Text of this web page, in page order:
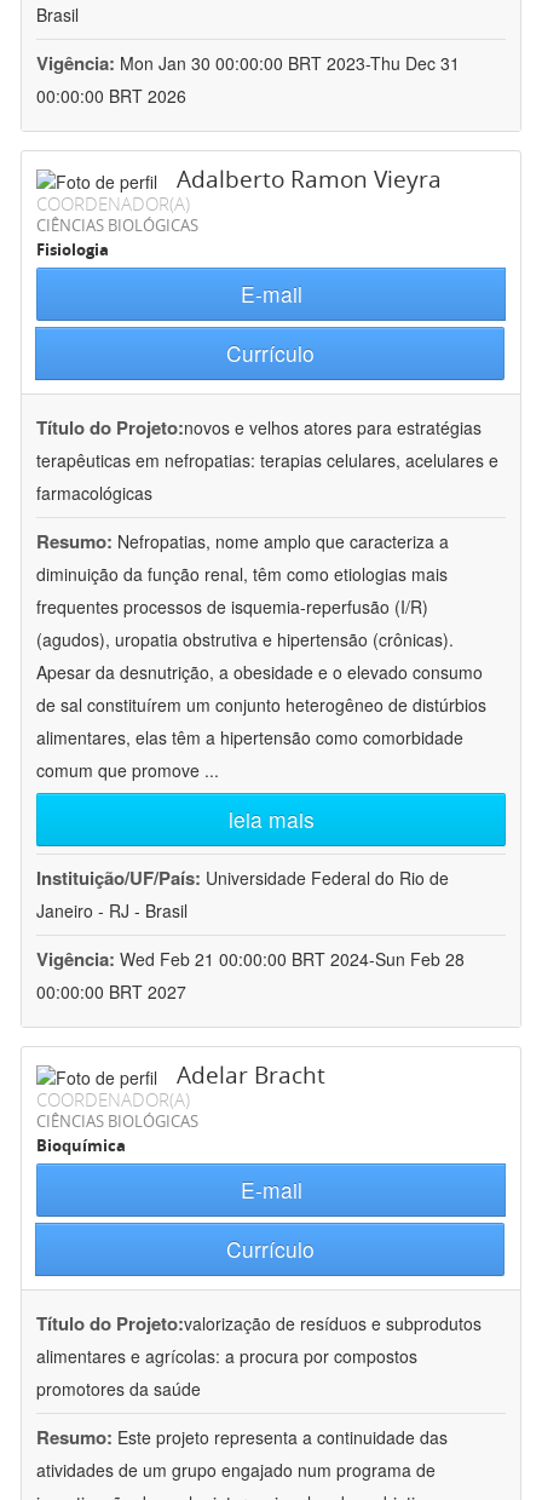
Brasil
Vigência: Mon Jan 30 00:00:00 BRT 2023-Thu Dec 31
00:00:00 BRT 2026
Adalberto Ramon Vieyra
COORDENADOR(A)
CIÊNCIAS BIOLÓGICAS
Fisiologia
E-mail
Currículo
Título do Projeto:novos e velhos atores para estratégias
terapêuticas em nefropatias: terapias celulares, acelulares e
farmacológicas
Resumo: Nefropatias, nome amplo que caracteriza a
diminuição da função renal, têm como etiologias mais
frequentes processos de isquemia-reperfusão (I/R)
(agudos), uropatia obstrutiva e hipertensão (crônicas).
Apesar da desnutrição, a obesidade e o elevado consumo
de sal constituírem um conjunto heterogêneo de distúrbios
alimentares, elas têm a hipertensão como comorbidade
comum que promove ...
leia mais
Instituição/UF/País: Universidade Federal do Rio de
Janeiro - RJ - Brasil
Vigência: Wed Feb 21 00:00:00 BRT 2024-Sun Feb 28
00:00:00 BRT 2027
Adelar Bracht
COORDENADOR(A)
CIÊNCIAS BIOLÓGICAS
Bioquímica
E-mail
Currículo
Título do Projeto:valorização de resíduos e subprodutos
alimentares e agrícolas: a procura por compostos
promotores da saúde
Resumo: Este projeto representa a continuidade das
atividades de um grupo engajado num programa de